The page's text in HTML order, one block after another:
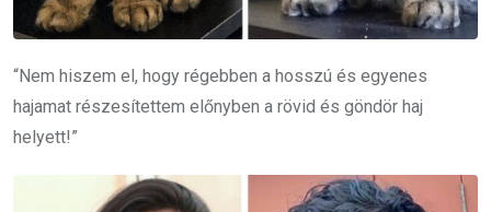
“Nem hiszem el, hogy régebben a hosszú és egyenes
hajamat részesítettem előnyben a rövid és göndör haj
helyett!”